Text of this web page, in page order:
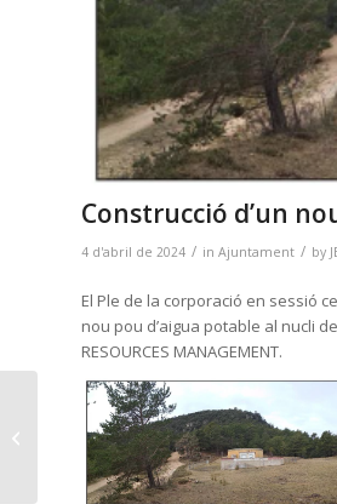
Construcció d’un
4 d'abril de 2024 / in Ajuntament / by
El Ple de la corporació en sessió
nou pou d’aigua potable al nucli
RESOURCES MANAGEMENT.
L’Ajuntament de l’Albiol
activa la Bústia
d’Informacions...